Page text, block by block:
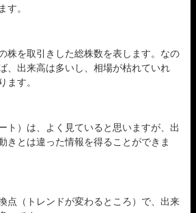
す。
株を取引きした総株数を表します。なの
、出来高は多いし、相場が枯れていれ
ます。
ト）は、よく見ていると思いますが、出
きとは違った情報を得ることができま
点（トレンドが変わるところ）で、出来